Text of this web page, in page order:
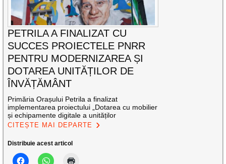
PETRILA A FINALIZAT CU
SUCCES PROIECTELE PNRR
PENTRU MODERNIZAREA ȘI
DOTAREA UNITĂȚILOR DE
ÎNVĂȚĂMÂNT
Primăria Orașului Petrila a finalizat
implementarea proiectului „Dotarea cu mobilier
și echipamente digitale a unităților
CITEȘTE MAI DEPARTE
Distribuie acest articol